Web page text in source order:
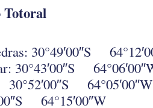
Totoral
30°49′00″S
30°43′00″S
64°05′00″W
64°15′00″W